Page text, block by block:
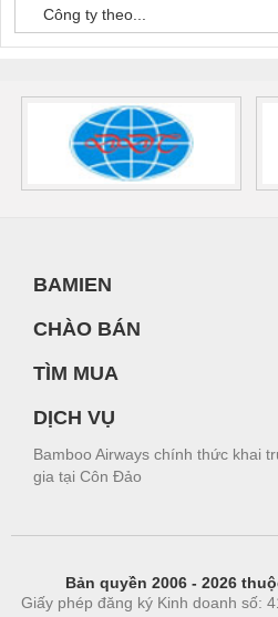
Công ty theo...
BAMIEN
CHÀO BÁN
TÌM MUA
DỊCH VỤ
Bamboo Airways chính thức khai
gia tại Côn Đảo
Bản quyền 2006 - 2026
Giấy phép đăng ký Kinh doanh số: